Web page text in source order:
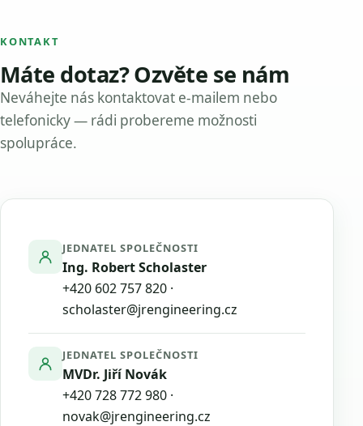
KONTAKT
Máte dotaz? Ozvěte se nám
Neváhejte nás kontaktovat e-mailem nebo
telefonicky — rádi probereme možnosti
spolupráce.
JEDNATEL SPOLEČNOSTI
Ing. Robert Scholaster
+420 602 757 820 ·
scholaster@jrengineering.cz
JEDNATEL SPOLEČNOSTI
MVDr. Jiří Novák
+420 728 772 980 ·
novak@jrengineering.cz